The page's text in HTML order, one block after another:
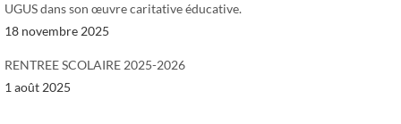
UGUS dans son œuvre caritative éducative.
18 novembre 2025
RENTREE SCOLAIRE 2025-2026
1 août 2025